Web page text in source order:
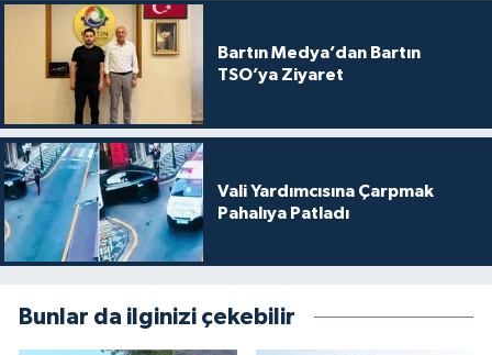
Bartın Medya’dan Bartın
TSO’ya Ziyaret
Vali Yardımcısına Çarpmak
Pahalıya Patladı
Bunlar da ilginizi çekebilir